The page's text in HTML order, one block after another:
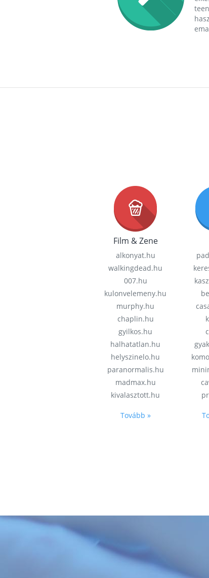
Film & Zene
alkonyat.hu
walkingdead.hu
007.hu
kulonvelemeny.hu
murphy.hu
chaplin.hu
gyilkos.hu
halhatatlan.hu
helyszinelo.hu
paranormalis.hu
madmax.hu
kivalasztott.hu
Tovább »